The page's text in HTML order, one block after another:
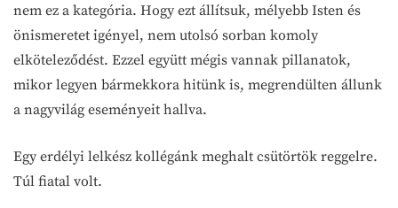
nem ez a kategória. Hogy ezt állítsuk, mélyebb Isten és
önismeretet igényel, nem utolsó sorban komoly
elköteleződést. Ezzel együtt mégis vannak pillanatok,
mikor legyen bármekkora hitünk is, megrendülten állunk
a nagyvilág eseményeit hallva.
Egy erdélyi lelkész kollégánk meghalt csütörtök reggelre.
Túl fiatal volt.